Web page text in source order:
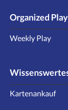
Organized Play
Weekly Play
Kartenankauf